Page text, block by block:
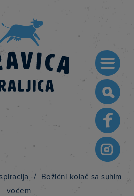
for:
/
Božićni kolač sa suhim
voćem